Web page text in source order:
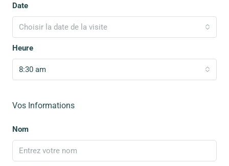
Date
Choisir la date de la visite
Heure
8:30 am
Vos Informations
Nom